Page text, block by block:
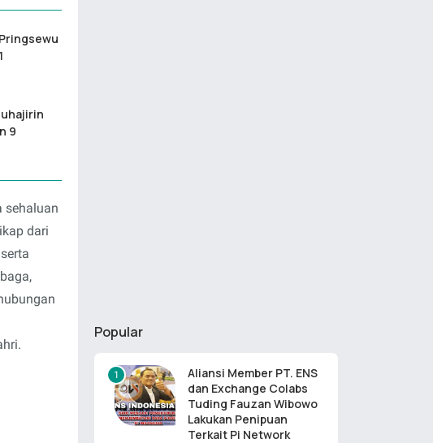
9
sehaluan
dari
Popular
Aliansi Member PT. ENS
dan Exchange Colabs
Tuding Fauzan Wibowo
Lakukan Penipuan
Terkait Pi Network